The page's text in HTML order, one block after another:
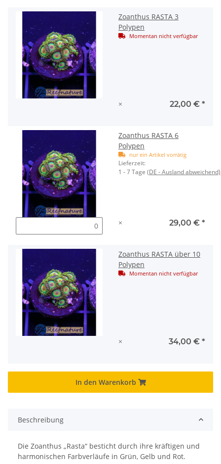
Zoanthus RASTA 3
Polypen
Momentan nicht verfügbar
× 22,00 € *
Zoanthus RASTA 6
Polypen
nur ein Artikel vorrätig
Lieferzeit:
1 - 7 Tage (DE - Ausland abweichend)
× 29,00 € *
Zoanthus RASTA über 10
Polypen
Momentan nicht verfügbar
× 34,00 € *
In den Warenkorb
Beschreibung
Die Zoanthus „Rasta“ besticht durch ihre kräftigen und
harmonischen Farbverläufe in Grün, Gelb und Rot.